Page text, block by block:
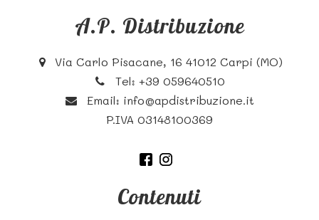
A.P. Distribuzione
Via Carlo Pisacane, 16 41012 Carpi (MO)
Tel:+39 059640510
Email: info@apdistribuzione.it
P.IVA 03148100369
Contenuti